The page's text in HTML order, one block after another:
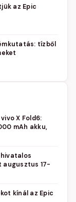
az Epic
tízből
X Fold6:
mAh akku,
17-
kínál az Epic